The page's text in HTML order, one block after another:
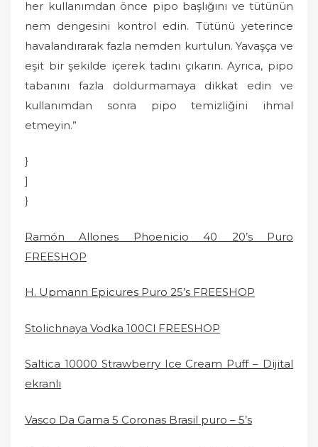
her kullanımdan önce pipo başlığını ve tütünün
nem dengesini kontrol edin. Tütünü yeterince
havalandırarak fazla nemden kurtulun. Yavaşça ve
eşit bir şekilde içerek tadını çıkarın. Ayrıca, pipo
tabanını fazla doldurmamaya dikkat edin ve
kullanımdan sonra pipo temizliğini ihmal
etmeyin.”
}
]
}
Ramón Allones Phoenicio 40 20’s Puro
FREESHOP
H. Upmann Epicures Puro 25’s FREESHOP
Stolichnaya Vodka 100Cl FREESHOP
Saltica 10000 Strawberry Ice Cream Puff – Dijital
ekranlı
Vasco Da Gama 5 Coronas Brasil puro – 5’s